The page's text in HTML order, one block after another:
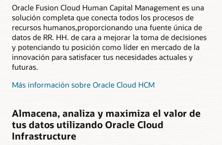
Oracle Fusion Cloud Human Capital Management es una
solución completa que conecta todos los procesos de
recursos humanos,proporcionando una fuente única de
datos de RR. HH. de cara a mejorar la toma de decisiones
y potenciando tu posición como líder en mercado de la
innovación para satisfacer tus necesidades actuales y
futuras.
Más información sobre Oracle Cloud HCM
Almacena, analiza y maximiza el valor de
tus datos utilizando Oracle Cloud
Infrastructure